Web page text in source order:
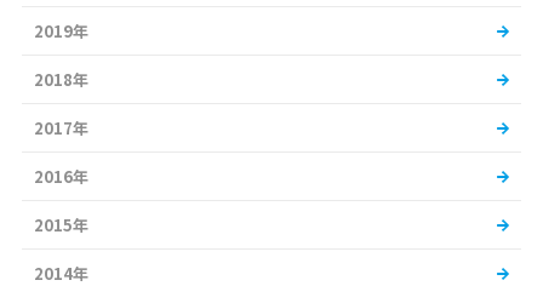
2019年
2018年
2017年
2016年
2015年
2014年